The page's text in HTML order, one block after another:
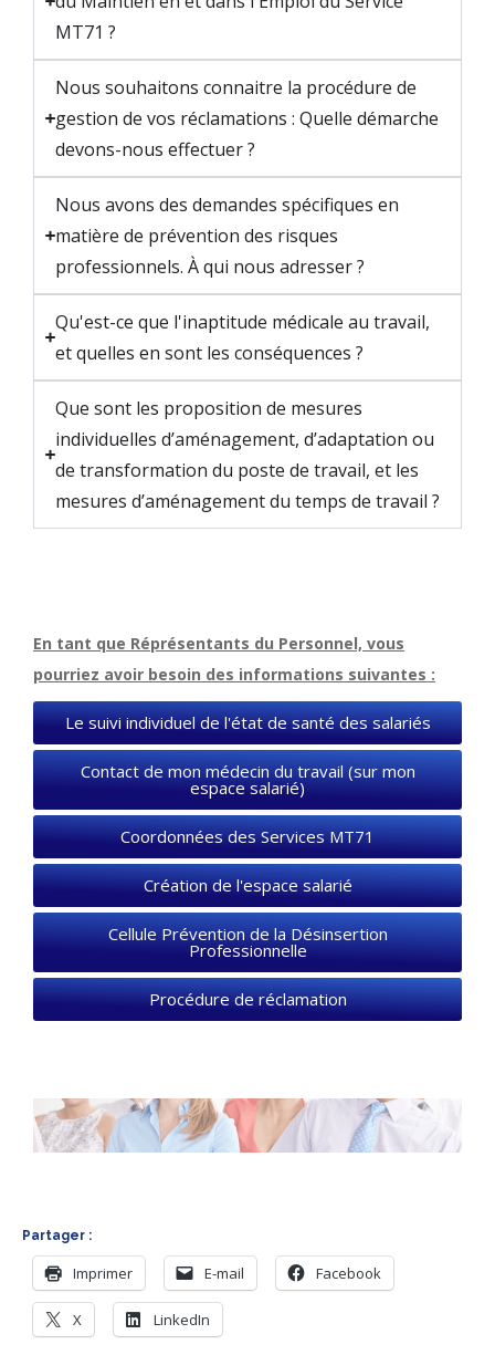
MT71 ?
Nous souhaitons connaitre la procédure de
gestion de vos réclamations : Quelle démarche
devons-nous effectuer ?
Nous avons des demandes spécifiques en
matière de prévention des risques
professionnels. À qui nous adresser ?
Qu'est-ce que l'inaptitude médicale au travail,
et quelles en sont les conséquences ?
Que sont les proposition de mesures
individuelles d’aménagement, d’adaptation ou
de transformation du poste de travail, et les
mesures d’aménagement du temps de travail ?
En tant que Réprésentants du Personnel, vous
pourriez avoir besoin des informations suivantes :
Le suivi individuel de l'état de santé des salariés
Contact de mon médecin du travail (sur mon
espace salarié)
Coordonnées des Services MT71
Création de l'espace salarié
Cellule Prévention de la Désinsertion
Professionnelle
Procédure de réclamation
Partager :
Imprimer E-mail Facebook
X LinkedIn